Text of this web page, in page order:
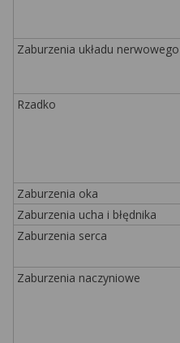
Zaburzenia układu nerwowego
Rzadko
Zaburzenia oka
Zaburzenia ucha i błędnika
Zaburzenia serca
Zaburzenia naczyniowe